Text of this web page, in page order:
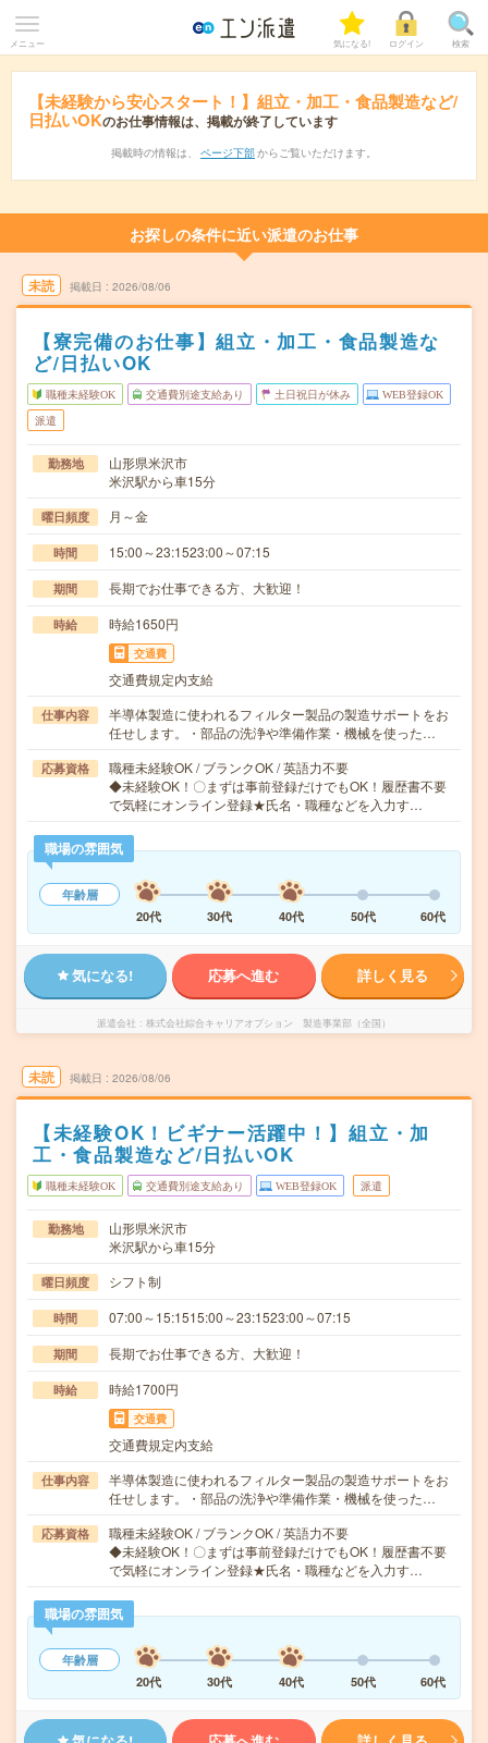
メニュー 気になる! ログイン 検索
【未経験から安心スタート！】組立・加工・食品製造など/
日払いOKのお仕事情報は、掲載が終了しています
掲載時の情報は、 ページ下部 からご覧いただけます。
お探しの条件に近い派遣のお仕事
未読 掲載日 2026/08/06
【寮完備のお仕事】組立・加工・食品製造な
ど/日払いOK
職種未経験OK 交通費別途支給あり 土日祝日が休み WEB登録OK
派遣
勤務地
山形県米沢市
米沢駅から車15分
曜日頻度 月～金
時間 15:00～23:1523:00～07:15
期間 長期でお仕事できる方、大歓迎！
時給 時給1650円
交通費
交通費規定内支給
仕事内容
半導体製造に使われるフィルター製品の製造サポートをお
任せします。・部品の洗浄や準備作業・機械を使った…
応募資格
職種未経験OK / ブランクOK / 英語力不要
◆未経験OK！〇まずは事前登録だけでもOK！履歴書不要
で気軽にオンライン登録★氏名・職種などを入力す…
職場の雰囲気
年齢層
20代
30代 40代 50代 60代
気になる! 応募へ進む 詳しく見る
派遣会社 株式会社綜合キャリアオプション 製造事業部（全国）
未読 掲載日 2026/08/06
【未経験OK！ビギナー活躍中！】組立・加
工・食品製造など/日払いOK
職種未経験OK 交通費別途支給あり WEB登録OK 派遣
勤務地
山形県米沢市
米沢駅から車15分
曜日頻度 シフト制
時間 07:00～15:1515:00～23:1523:00～07:15
期間 長期でお仕事できる方、大歓迎！
時給 時給1700円
交通費
交通費規定内支給
仕事内容
半導体製造に使われるフィルター製品の製造サポートをお
任せします。・部品の洗浄や準備作業・機械を使った…
応募資格
職種未経験OK / ブランクOK / 英語力不要
◆未経験OK！〇まずは事前登録だけでもOK！履歴書不要
で気軽にオンライン登録★氏名・職種などを入力す…
職場の雰囲気
年齢層
20代
30代 40代 50代 60代